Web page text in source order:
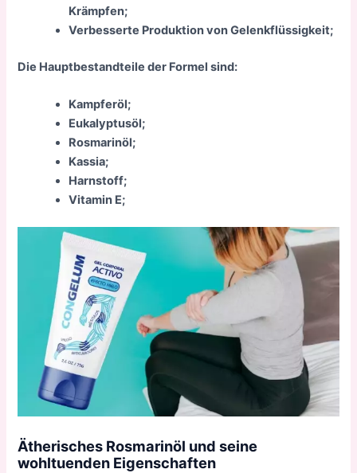
Krämpfen;
Verbesserte Produktion von Gelenkflüssigkeit;
Die Hauptbestandteile der Formel sind:
Kampferöl;
Eukalyptusöl;
Rosmarinöl;
Kassia;
Harnstoff;
Vitamin E;
Ätherisches Rosmarinöl und seine
wohltuenden Eigenschaften